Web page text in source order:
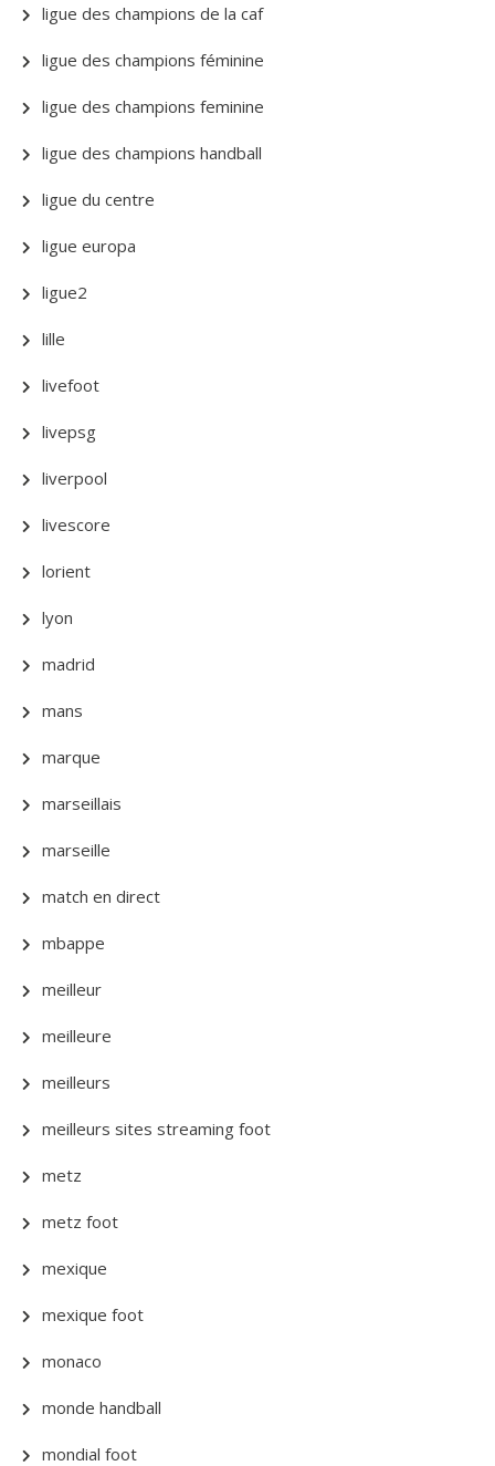
ligue des champions de la caf
ligue des champions féminine
ligue des champions feminine
ligue des champions handball
ligue du centre
ligue europa
ligue2
lille
livefoot
livepsg
liverpool
livescore
lorient
lyon
madrid
mans
marque
marseillais
marseille
match en direct
mbappe
meilleur
meilleure
meilleurs
meilleurs sites streaming foot
metz
metz foot
mexique
mexique foot
monaco
monde handball
mondial foot